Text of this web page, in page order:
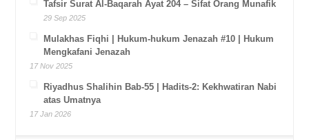
Tafsir Surat Al-Baqarah Ayat 204 – Sifat Orang Munafik
29 Sep 2025
Mulakhas Fiqhi | Hukum-hukum Jenazah #10 | Hukum
Mengkafani Jenazah
17 Nov 2025
Riyadhus Shalihin Bab-55 | Hadits-2: Kekhwatiran Nabi
atas Umatnya
17 Jan 2026